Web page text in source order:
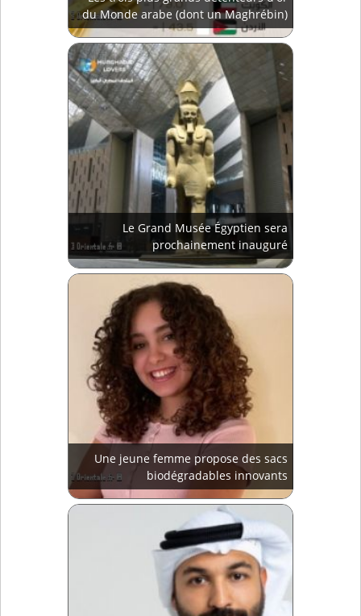
du Monde arabe (dont un Maghrébin)
Le Grand Musée Égyptien sera
prochainement inauguré
Une jeune femme propose des sacs
biodégradables innovants